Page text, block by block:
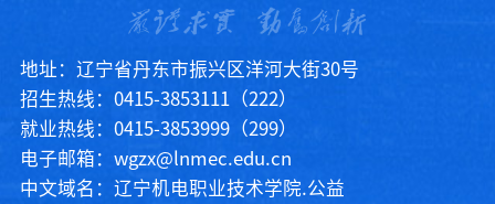
地址：辽宁省丹东市振兴区洋河大街30号
招生热线：0415-3853111（222）
就业热线：0415-3853999（299）
电子邮箱：wgzx@lnmec.edu.cn
中文域名：辽宁机电职业技术学院.公益